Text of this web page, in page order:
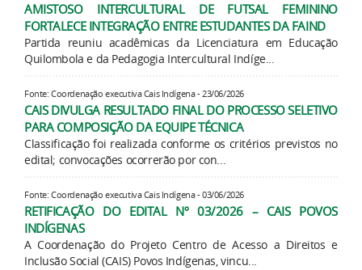
AMISTOSO INTERCULTURAL DE FUTSAL FEMININO
FORTALECE INTEGRAÇÃO ENTRE ESTUDANTES DA FAIND
Partida reuniu acadêmicas da Licenciatura em Educação
Quilombola e da Pedagogia Intercultural Indíge...
Fonte: Coordenação executiva Cais Indígena - 23/06/2026
CAIS DIVULGA RESULTADO FINAL DO PROCESSO SELETIVO
PARA COMPOSIÇÃO DA EQUIPE TÉCNICA
Classificação foi realizada conforme os critérios previstos no
edital; convocações ocorrerão por con...
Fonte: Coordenação executiva Cais Indígena - 03/06/2026
RETIFICAÇÃO DO EDITAL Nº 03/2026 – CAIS POVOS
INDÍGENAS
A Coordenação do Projeto Centro de Acesso a Direitos e
Inclusão Social (CAIS) Povos Indígenas, vincu...